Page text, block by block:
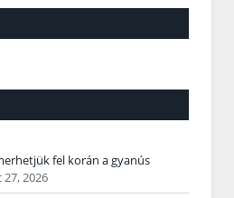
fel korán a gyanús
27, 2026